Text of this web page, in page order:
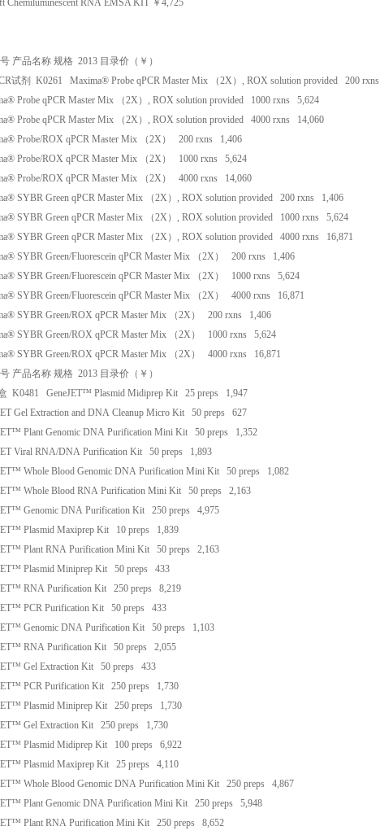
Chemiluminescent RNA EMSA KIT ￥ 4,725
产品名称 规格 2013 目录价（￥）
试剂 K0261 Maxima® Probe qPCR Master Mix （2X）, ROX solution provided 200 rxns
Probe qPCR Master Mix （2X）, ROX solution provided 1000 rxns
5,624
Probe qPCR Master Mix （2X）, ROX solution provided 4000 rxns
14,060
Probe/ROX qPCR Master Mix （2X） 200 rxns
1,406
Probe/ROX qPCR Master Mix （2X） 1000 rxns
5,624
Probe/ROX qPCR Master Mix （2X） 4000 rxns
14,060
SYBR Green qPCR Master Mix （2X）, ROX solution provided 200 rxns
1,406
SYBR Green qPCR Master Mix （2X）, ROX solution provided 1000 rxns
5,624
SYBR Green qPCR Master Mix （2X）, ROX solution provided 4000 rxns
16,871
SYBR Green/Fluorescein qPCR Master Mix （2X） 200 rxns
1,406
SYBR Green/Fluorescein qPCR Master Mix （2X） 1000 rxns
5,624
SYBR Green/Fluorescein qPCR Master Mix （2X） 4000 rxns
16,871
SYBR Green/ROX qPCR Master Mix （2X） 200 rxns
1,406
SYBR Green/ROX qPCR Master Mix （2X） 1000 rxns
5,624
SYBR Green/ROX qPCR Master Mix （2X） 4000 rxns
16,871
产品名称 规格 2013 目录价（￥）
K0481 GeneJET™ Plasmid Midiprep Kit 25 preps
1,947
Gel Extraction and DNA Cleanup Micro Kit 50 preps
627
Plant Genomic DNA Purification Mini Kit 50 preps
1,352
Viral RNA/DNA Purification Kit 50 preps
1,893
Whole Blood Genomic DNA Purification Mini Kit 50 preps
1,082
Whole Blood RNA Purification Mini Kit 50 preps
2,163
Genomic DNA Purification Kit 250 preps
4,975
Plasmid Maxiprep Kit 10 preps
1,839
Plant RNA Purification Mini Kit 50 preps
2,163
Plasmid Miniprep Kit 50 preps
433
RNA Purification Kit 250 preps
8,219
PCR Purification Kit 50 preps
433
Genomic DNA Purification Kit 50 preps
1,103
RNA Purification Kit 50 preps
2,055
Gel Extraction Kit 50 preps
433
PCR Purification Kit 250 preps
1,730
Plasmid Miniprep Kit 250 preps
1,730
Gel Extraction Kit 250 preps
1,730
Plasmid Midiprep Kit 100 preps
6,922
Plasmid Maxiprep Kit 25 preps
4,110
Whole Blood Genomic DNA Purification Mini Kit 250 preps
4,867
Plant Genomic DNA Purification Mini Kit 250 preps
5,948
Plant RNA Purification Mini Kit 250 preps 8,652